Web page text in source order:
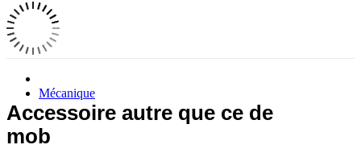
Mécanique
Accessoire autre que ce de
mob